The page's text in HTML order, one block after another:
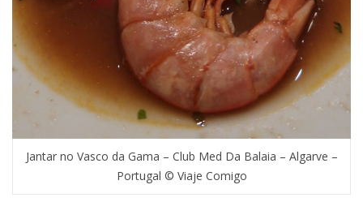
Jantar no Vasco da Gama – Club Med Da Balaia – Algarve –
Portugal © Viaje Comigo